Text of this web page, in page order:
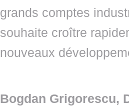
grands comptes
souhaite croître
nouveaux
Bogdan Grigorescu,